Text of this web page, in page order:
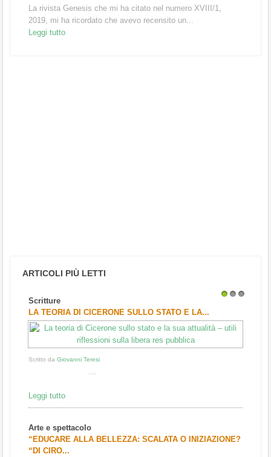
La rivista Genesis che mi ha citato nel numero XVIII/1,
2019, mi ha ricordato che avevo recensito un...
Leggi tutto
ARTICOLI PIÙ LETTI
Scritture
LA TEORIA DI CICERONE SULLO STATO E LA...
Scritto da Giovanni Teresi
Leggi tutto
Arte e spettacolo
“EDUCARE ALLA BELLEZZA: SCALATA O INIZIAZIONE?
“DI CIRO...